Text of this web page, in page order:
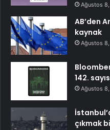
Ağustos
AB’den
kaynak
Ağustos
142.
Ağustos
çıkmak